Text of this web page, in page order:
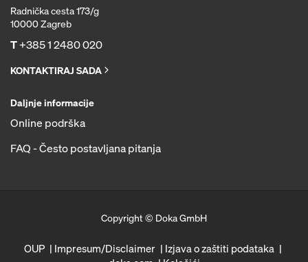
Radnička cesta 173/g
10000 Zagreb
T+385 1 2480 020
KONTAKTIRAJ SADA
Daljnje informacije
Online podrška
FAQ - Često postavljana pitanja
Copyright © Doka GmbH
OUP Impresum/Disclaimer
Izjava o zaštiti podataka